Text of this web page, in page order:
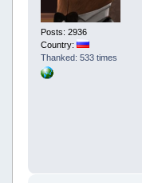
Posts: 2936
Country:
Thanked: 533 times